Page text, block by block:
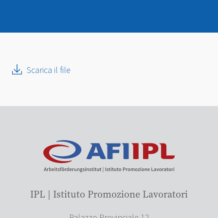
Scarica il file
IPL | Istituto Promozione Lavoratori